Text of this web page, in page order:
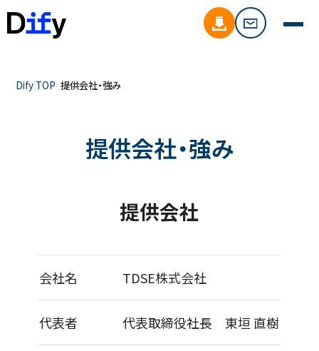
Dify TOP 提供会社・強み
提供会社・強み
提供会社
会社名 TDSE株式会社
代表者 代表取締役社長 東垣 直樹​